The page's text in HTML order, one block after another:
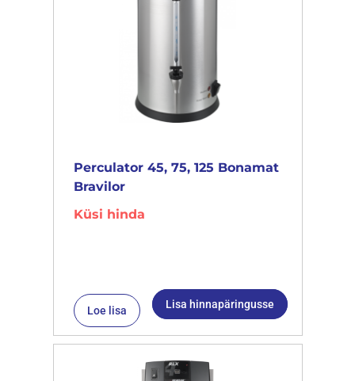
Perculator 45, 75, 125 Bonamat
Bravilor
Küsi hinda
Loe lisa Lisa hinnapäringusse